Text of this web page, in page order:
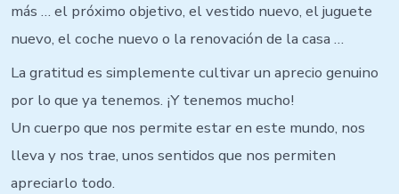
más … el próximo objetivo, el vestido nuevo, el juguete
nuevo, el coche nuevo o la renovación de la casa …
La gratitud es simplemente cultivar un aprecio genuino
por lo que ya tenemos. ¡Y tenemos mucho!
Un cuerpo que nos permite estar en este mundo, nos
lleva y nos trae, unos sentidos que nos permiten
apreciarlo todo.